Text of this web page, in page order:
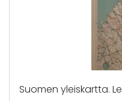
Suomen yleiskartta.